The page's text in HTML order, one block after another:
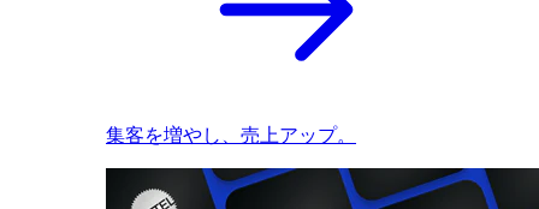
集客を増やし、売上アップ。